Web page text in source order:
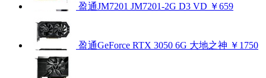
盈通JM7201 JM7201-2G D3 VD ￥659
盈通GeForce RTX 3050 6G 大地之神 ￥1750